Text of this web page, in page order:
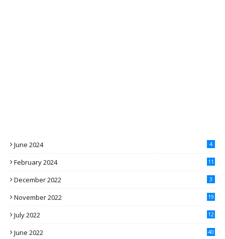
June 2024 4
February 2024 11
December 2022 3
November 2022 19
July 2022 12
June 2022 40